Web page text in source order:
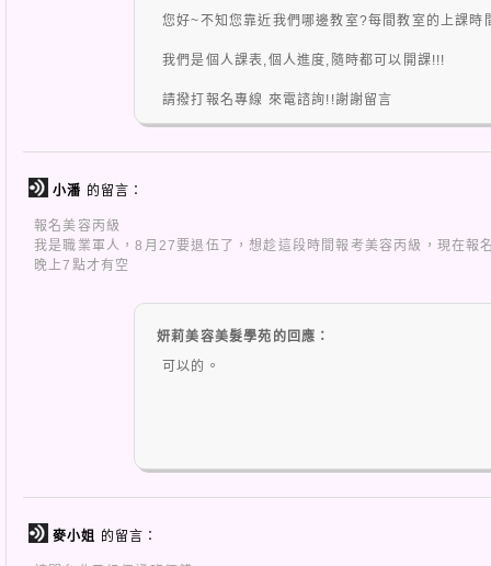
您好~不知您靠近我們哪邊教室?每間教室的上課時
我們是個人課表,個人進度,隨時都可以開課!!!
請撥打報名專線 來電諮詢!!謝謝留言
小潘 的留言：
報名美容丙級
我是職業軍人，8月27要退伍了，想趁這段時間報考美容丙級，現在
晚上7點才有空
妍莉美容美髮學苑的回應：
可以的。
麥小姐 的留言：